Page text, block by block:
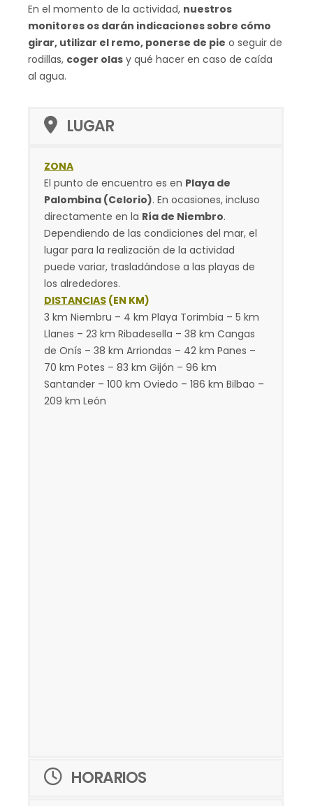
En el momento de la actividad, nuestros
monitores os darán indicaciones sobre cómo
girar, utilizar el remo, ponerse de pie o seguir de
rodillas, coger olas y qué hacer en caso de caída
al agua.
LUGAR
ZONA
El punto de encuentro es en Playa de
Palombina (Celorio). En ocasiones, incluso
directamente en la Ría de Niembro.
Dependiendo de las condiciones del mar, el
lugar para la realización de la actividad
puede variar, trasladándose a las playas de
los alrededores.
DISTANCIAS (EN KM)
3 km Niembru – 4 km Playa Torimbia – 5 km
Llanes – 23 km Ribadesella – 38 km Cangas
de Onís – 38 km Arriondas – 42 km Panes –
70 km Potes – 83 km Gijón – 96 km
Santander – 100 km Oviedo – 186 km Bilbao –
209 km León
HORARIOS